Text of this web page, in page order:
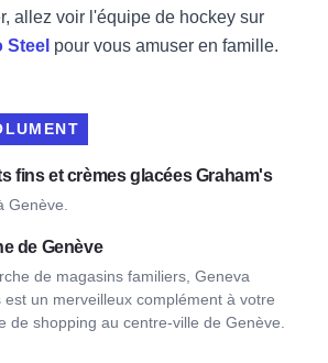
allez voir l'équipe de hockey sur
Steel pour vous amuser en famille.
fins et crèmes glacées Graham's
Genève.
Chocolates & Ice Cream
de Genève
de magasins familiers, Geneva
est un merveilleux complément à votre
de shopping au centre-ville de Genève.